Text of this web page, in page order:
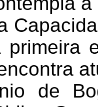
primeira
de